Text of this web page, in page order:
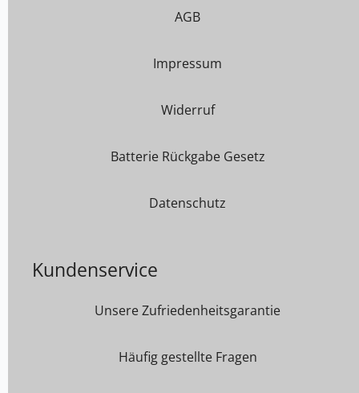
AGB
Impressum
Widerruf
Batterie Rückgabe Gesetz
Datenschutz
Kundenservice
Unsere Zufriedenheitsgarantie
Häufig gestellte Fragen